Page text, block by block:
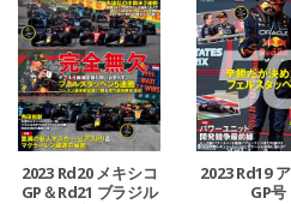
2023 Rd20 メキシコ
GP＆Rd21 ブラジル
2023 Rd19
GP号